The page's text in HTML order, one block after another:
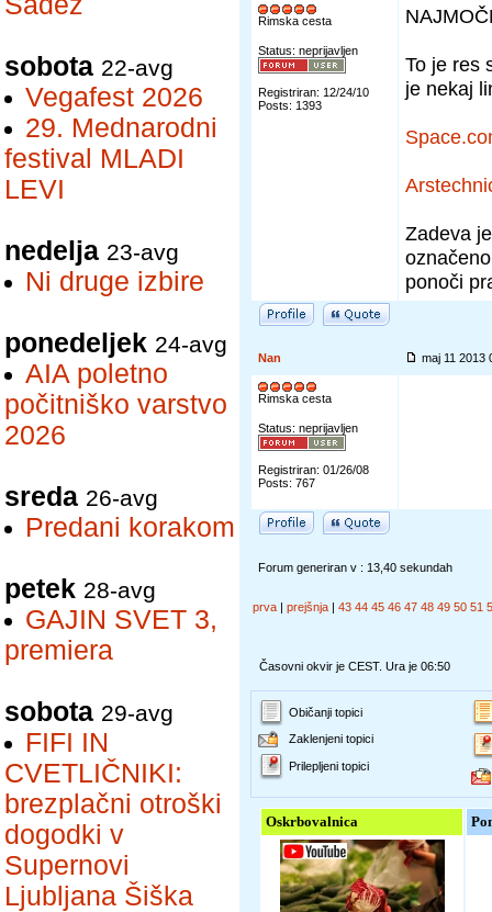
sobota 22-avg
Vegafest 2026
29. Mednarodni
festival MLADI
LEVI
nedelja 23-avg
Ni druge izbire
ponedeljek 24-avg
AIA poletno
počitniško varstvo
2026
sreda 26-avg
Predani korakom
petek 28-avg
GAJIN SVET 3,
premiera
sobota 29-avg
FIFI IN
CVETLIČNIKI:
brezplačni otroški
dogodki v
Supernovi
Ljubljana Šiška
Rimska cesta
Status: neprijavljen
Registriran: 12/24/10
Posts: 1393
To je res
je nekaj
Zadeva
ponoči
Nan maj 11
Rimska cesta
Status: neprijavljen
Registriran: 01/26/08
Posts: 767
Forum generiran v : 13,40 sekundah
prva | prejšnja | 43 44 45 46 47 48 49 50 51
Časovni okvir je CEST. Ura je 06:50
Običanji topici
Zaklenjeni topici
Prilepljeni topici
Oskrbovalnica